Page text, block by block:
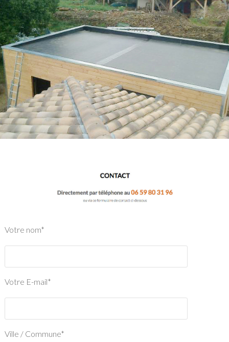
Votre nom*
Votre E-mail*
Ville / Commune*